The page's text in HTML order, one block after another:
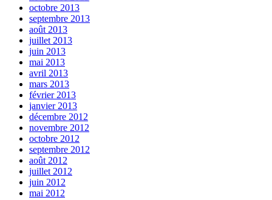
octobre 2013
septembre 2013
août 2013
juillet 2013
juin 2013
mai 2013
avril 2013
mars 2013
février 2013
janvier 2013
décembre 2012
novembre 2012
octobre 2012
septembre 2012
août 2012
juillet 2012
juin 2012
mai 2012